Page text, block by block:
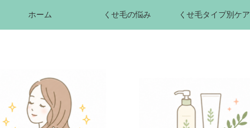
ホーム くせ毛の悩み くせ毛タイプ別ケア